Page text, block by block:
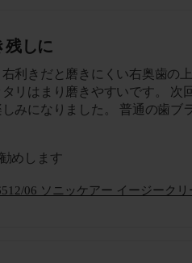
残しに
利きだと磨きにくい右奥歯の
はまり磨きやすいです。 次回の
りました。 普通の歯ブラ
ッドブラシと3本使いだったのか
めします
06 ソニッケアー イージークリ